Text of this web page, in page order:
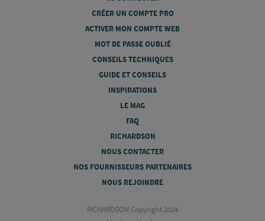
CRÉER UN COMPTE PRO
ACTIVER MON COMPTE WEB
MOT DE PASSE OUBLIÉ
CONSEILS TECHNIQUES
GUIDE ET CONSEILS
INSPIRATIONS
LE MAG
FAQ
RICHARDSON
NOUS CONTACTER
NOS FOURNISSEURS PARTENAIRES
NOUS REJOINDRE
RICHARDSON Copyright 2024